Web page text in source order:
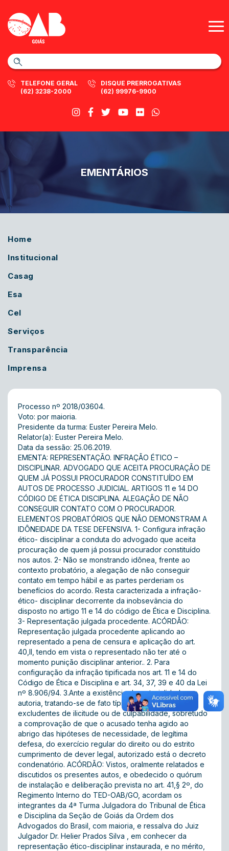
TELEFONE GERAL
(62) 3238-2000
DISQUE PRERROGATIVAS
(62) 99976-9900
EMENTÁRIOS
Home
Institucional
Casag
Esa
Cel
Serviços
Transparência
Imprensa
Processo nº 2018/03604.
Voto: por maioria.
Presidente da turma: Euster Pereira Melo.
Relator(a): Euster Pereira Melo.
Data da sessão: 25.06.2019.
EMENTA: REPRESENTAÇÃO. INFRAÇÃO ÉTICO –
DISCIPLINAR. ADVOGADO QUE ACEITA PROCURAÇÃO DE
QUEM JÁ POSSUI PROCURADOR CONSTITUÍDO EM
AUTOS DE PROCESSO JUDICIAL. ARTIGOS 11 e 14 DO
CÓDIGO DE ÉTICA DISCIPLINA. ALEGAÇÃO DE NÃO
CONSEGUIR CONTATO COM O PROCURADOR.
ELEMENTOS PROBATÓRIOS QUE NÃO DEMONSTRAM A
IDÔNEIDADE DA TESE DEFENSIVA. 1- Configura infração
ético- disciplinar a conduta do advogado que aceita
procuração de quem já possui procurador constituído
nos autos. 2- Não se monstrando idônea, frente ao
contexto probatório, a alegação de não conseguir
contato em tempo hábil e as partes perderiam os
benefícios do acordo. Resta caracterizada a infração-
ético- disciplinar decorrente da inobsevância do
disposto no artigo 11 e 14 do código de Ética e Disciplina.
3- Representação julgada procedente. ACÓRDÃO:
Representação julgada procedente aplicando ao
representado a pena de censura e aplicação do art.
40,II, tendo em vista o representado não ter até o
momento punição disciplinar anterior.. 2. Para
configuração da infração tipificada nos art. 11 e 14 do
Código de Ética e Disciplina e art. 34, 37, 39 e 40 da Lei
nº 8.906/94. 3.Ante a existência da materialidade e a
autoria, tratando-se de fato típico e inexistindo
excludentes de ilicitude ou de culpabilidade, sobretudo
a comprovação de que o acusado tenha agido ao
abrigo das hipóteses de necessidade, de legítima
defesa, do exercício regular do direito ou do estrito
cumprimento de dever legal, autorizado está o decreto
condenatório. ACÓRDÃO: Vistos, oralmente relatados e
discutidos os presentes autos, e obedecido o quórum
de instalação e deliberação prevista no art. 41,§ 2º, do
Regimento Interno do TED-OAB/GO, acordam os
integrantes da 4ª Turma Julgadora do Tribunal de Ética
e Disciplina da Seção de Goiás da Ordem dos
Advogados do Brasil, com maioria, e ressalva do Juiz
Julgador Dr. Helier Prados Silva , em conhecer da
representação ético-disciplinar instaurada, e no mérito,